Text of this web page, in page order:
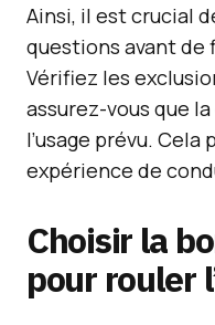
Ainsi, il est crucial
questions avant de
Vérifiez les
assurez-vous que
l’usage prévu.
expérience de
Choisir la
pour rouler